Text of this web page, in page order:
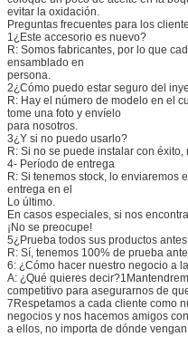
evitar la oxidación.
Preguntas frecuentes para los
1¿Este accesorio es nuevo?
R: Somos fabricantes, por lo que
ensamblado en
persona.
2¿Cómo puedo estar seguro del
R: Hay el número de modelo en el
tome una foto y envíelo
para nosotros.
3¿Y si no puedo usarlo?
R: Si no se puede instalar con
4- Período de entrega
R: Si tenemos stock, lo enviaremos
entrega en el
Lo último.
En casos especiales, si nos
¡No se preocupe!
5¿Prueba todos sus productos
R: Sí, tenemos 100% de prueba
6: ¿Cómo hacer nuestro negocio a
A: ¿Qué quieres
competitivo para asegurarnos de
7Respetamos a cada cliente como
negocios y nos hacemos amigos con
a ellos, no importa de dónde